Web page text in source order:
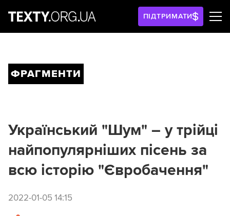
ПІДТРИМАТИ
ФРАГМЕНТИ
Український "Шум" – у трійці
найпопулярніших пісень за
всю історію "Євробачення"
2022-01-05 14:15